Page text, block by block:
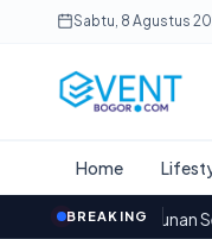
Lewati ke konten
Sabtu, 8 Agustus
Home
BREAKING
Sekolah di